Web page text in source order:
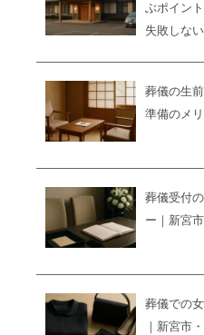
ぶポイン
失敗しな
葬儀の生
準備のメ
葬儀受付
ー｜新宮
葬儀での
｜新宮市